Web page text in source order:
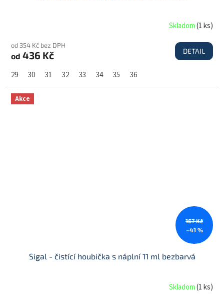
Skladom(1 ks)
od 354 Kč bez DPH
od 436 Kč DETAIL
29 30 31 32 33 34 35 36
Akce
167 Kč
–41 %
Sigal - čistící houbička s náplní 11 ml bezbarvá
Skladom(1 ks)